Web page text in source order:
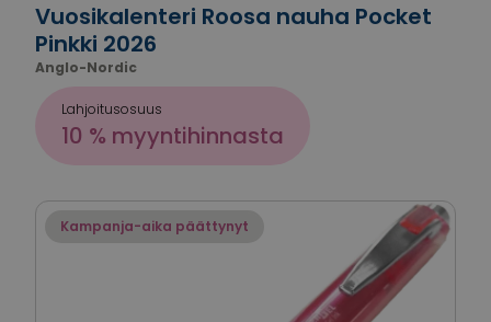
Vuosikalenteri Roosa nauha Pocket
Pinkki 2026
Anglo-Nordic
Lahjoitusosuus
10 % myyntihinnasta
Kampanja-aika päättynyt